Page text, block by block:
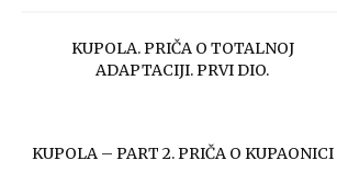
KUPOLA. PRIČA O TOTALNOJ
ADAPTACIJI. PRVI DIO.
KUPOLA – PART 2. PRIČA O KUPAONICI